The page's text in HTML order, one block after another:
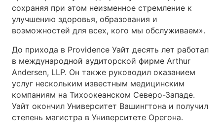
сохраняя при этом неизменное стремление к
улучшению здоровья, образования и
возможностей для всех, кого мы обслуживаем».
До прихода в Providence Уайт десять лет работал
в международной аудиторской фирме Arthur
Andersen, LLP. Он также руководил оказанием
услуг нескольким известным медицинским
компаниям на Тихоокеанском Северо-Западе.
Уайт окончил Университет Вашингтона и получил
степень магистра в Университете Орегона.